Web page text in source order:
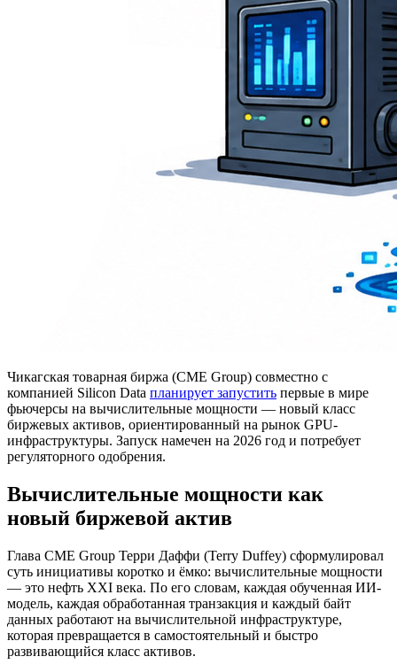
Чикагская товарная биржа (CME Group) совместно с
компанией Silicon Data планирует запустить первые в мире
фьючерсы на вычислительные мощности — новый класс
биржевых активов, ориентированный на рынок GPU-
инфраструктуры. Запуск намечен на 2026 год и потребует
регуляторного одобрения.
Вычислительные мощности как
новый биржевой актив
Глава CME Group Терри Даффи (Terry Duffey) сформулировал
суть инициативы коротко и ёмко: вычислительные мощности
— это нефть XXI века. По его словам, каждая обученная ИИ-
модель, каждая обработанная транзакция и каждый байт
данных работают на вычислительной инфраструктуре,
которая превращается в самостоятельный и быстро
развивающийся класс активов.